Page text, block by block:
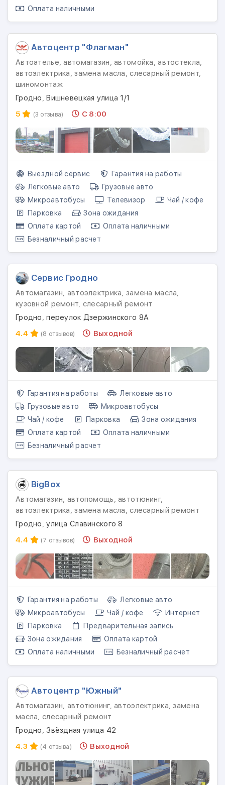
Оплата наличными
Автоцентр "Флагман"
Автоателье, автомагазин, автомойка, автостекла,
автоэлектрика, замена масла, слесарный ремонт,
шиномонтаж
Гродно, Вишневецкая улица 1/1
5
(3 отзыва) С 8:00
Выездной сервис
Гарантия на работы
Легковые авто
Грузовые авто
Микроавтобусы
Телевизор
Чай / кофе
Парковка
Зона ожидания
Оплата картой
Оплата наличными
Безналичный расчет
Сервис Гродно
Автомагазин, автоэлектрика, замена масла,
кузовной ремонт, слесарный ремонт
Гродно, переулок Дзержинского 8А
4.4
(8 отзывов) Выходной
Гарантия на работы
Легковые авто
Грузовые авто
Микроавтобусы
Чай / кофе
Парковка
Зона ожидания
Оплата картой
Оплата наличными
Безналичный расчет
BigBox
Автомагазин, автопомощь, автотюнинг,
автоэлектрика, замена масла, слесарный ремонт
Гродно, улица Славинского 8
4.4
(7 отзывов) Выходной
Гарантия на работы
Легковые авто
Микроавтобусы
Чай / кофе
Интернет
Парковка
Предварительная запись
Зона ожидания
Оплата картой
Оплата наличными
Безналичный расчет
Автоцентр "Южный"
Автомагазин, автотюнинг, автоэлектрика, замена
масла, слесарный ремонт
Гродно, Звёздная улица 42
4.3
(4 отзыва) Выходной